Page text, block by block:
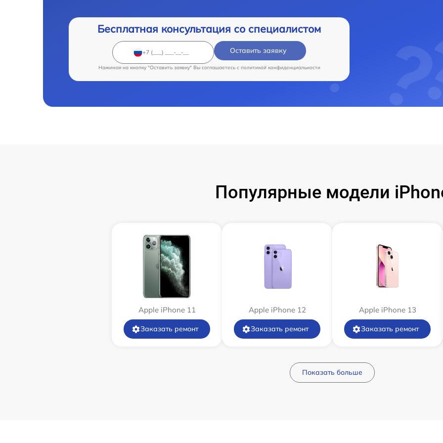
Бесплатная консультация со специалистом
Оставить заявку
Нажимая на кнопку "Оставить заявку" Вы соглашаетесь c политикой конфиденциальности
Популярные модели
Apple iPhone 11
Заказать ремонт
Apple iPhone 12
Заказать ремонт
Apple iPhone 13
Заказать ремонт
Показать больше